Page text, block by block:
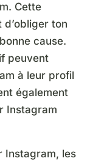
Cette
ton
cause.
peuvent
à leur profil
également
Instagram
Instagram, les